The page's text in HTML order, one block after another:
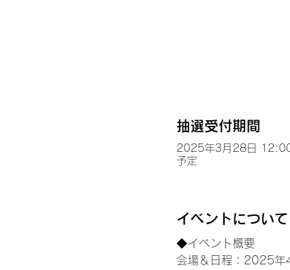
抽選受付期間
2025年3月28日
予定
イベントについて
◆イベント概要
会場＆日程：2025